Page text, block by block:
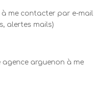
me contacter par e-mail
alertes mails)
arguenon à me